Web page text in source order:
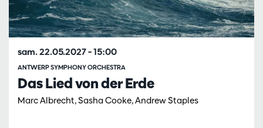
Das Lied von der Erde
Marc Albrecht, Sasha Cooke, Andrew Staples
ANTWERP SYMPHONY ORCHESTRA
sam. 22.05.2027– 15:00